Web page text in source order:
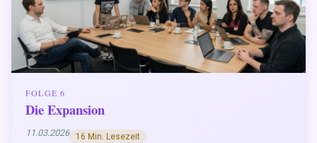
FOLGE 6
Die Expansion
11.03.2026 16 Min. Lesezeit